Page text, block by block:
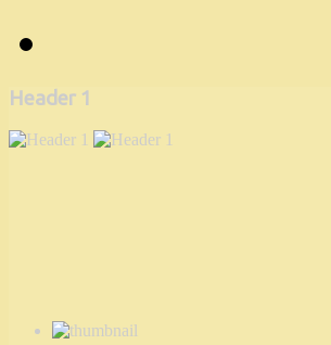
Header 1